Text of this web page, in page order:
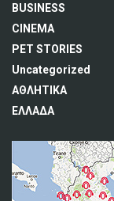
BUSINESS
CINEMA
PET STORIES
Uncategorized
ΑΘΛΗΤΙΚΑ
ΕΛΛΑΔΑ